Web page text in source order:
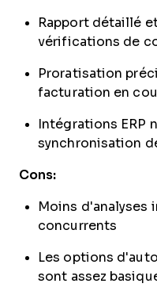
Rapport détaillé
vérifications de
Proratisation
facturation en
Intégrations ERP
synchronisation
Cons:
Moins d'analyses
concurrents
Les options
sont assez